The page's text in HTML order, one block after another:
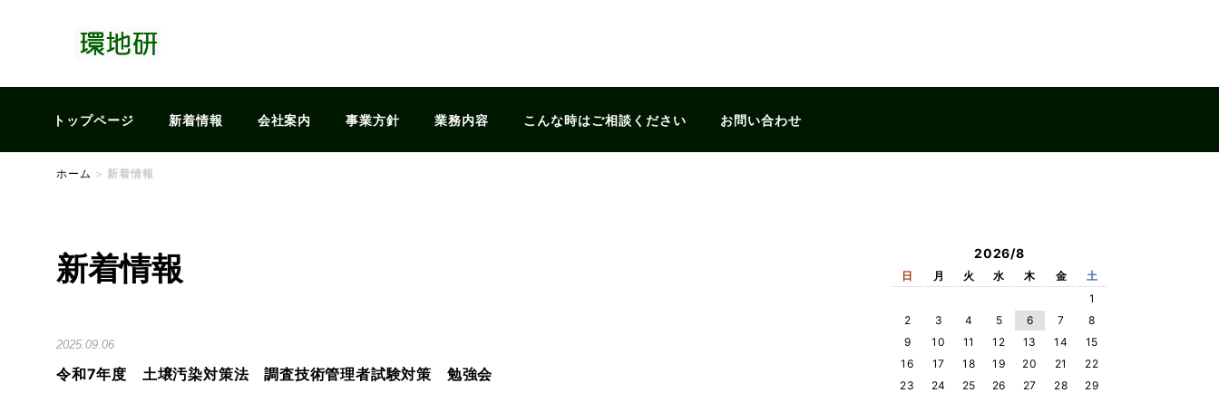
トップページ 新着情報 会社案内 事業方針 業務内容 こんな時はご相談ください お問い合わせ
ホーム > 新着情報
新着情報
2025.09.06
令和7年度 土壌汚染対策法 調査技術管理者試験対策 勉強会
2026/8
日 月 火 水 木 金
土
1
2
3 4 5 6 7
8
9
10 11 12 13 14
15
16
17 18 19 20 21
22
23
24 25 26 27 28
29